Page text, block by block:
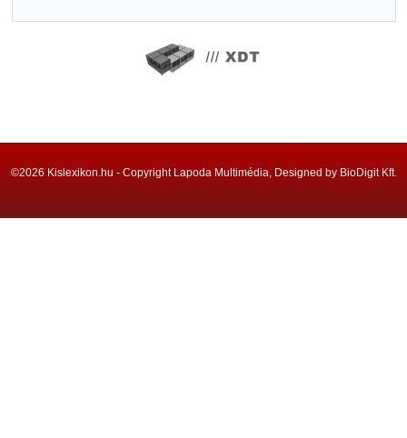
©2026 Kislexikon.hu - Copyright Lapoda Multimédia, Designed by BioDigit Kft.